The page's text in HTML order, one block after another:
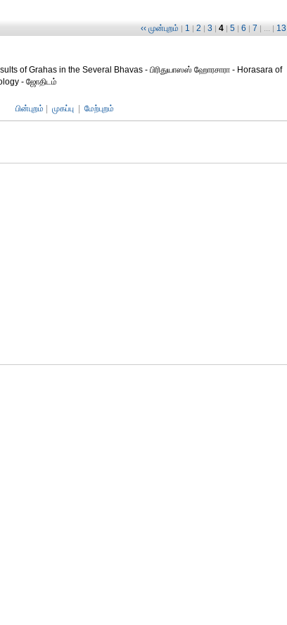
‹‹ முன்புறம் | 1 | 2 | 3 | 4 | 5 | 6 | 7 | ... | 13
of Grahas in the Several Bhavas - பிரிதுயாஸஸ் ஹோரசாரா - Horasara of
- ஜோதிடம்
பின்புறம் முகப்பு மேற்புறம்